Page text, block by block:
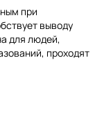
при
выводу
для людей,
проходят